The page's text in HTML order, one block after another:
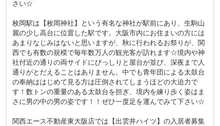
さい☆
枚岡駅は【枚岡神社】という有名な神社が駅前にあり、生駒山
麗の少し高台に位置した駅です。大阪市内にお住まいの方には
あまりなじみはないと思いますが、秋に行われるお祭りが、関
西でも有数の規模で毎年数万人の観光客が訪れます☆境内や神
社付近の通りの両サイドにびっしりと屋台が並び、深夜まで人
通りがとだえることはありません。中でも青年団による太鼓台
の奉納ははじめて見る方は圧倒されてしまうほどの大迫力で
す！数トンの重量のある太鼓台を担ぎ、境内を練り歩く姿はま
さに男の中の男の姿です！！ぜひ一度足を運んでみて下さい☆
関西エース不動産東大阪店では【出雲井ハイツ】の入居者募集